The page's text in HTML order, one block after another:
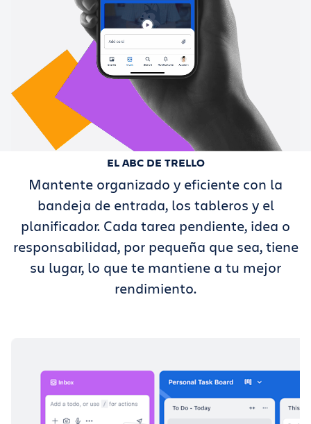
EL ABC DE TRELLO
Mantente organizado y eficiente con la
bandeja de entrada, los tableros y el
planificador. Cada tarea pendiente, idea o
responsabilidad, por pequeña que sea, tiene
su lugar, lo que te mantiene a tu mejor
rendimiento.